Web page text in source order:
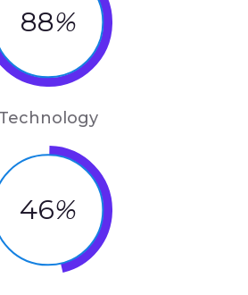
88%
Technology
46%